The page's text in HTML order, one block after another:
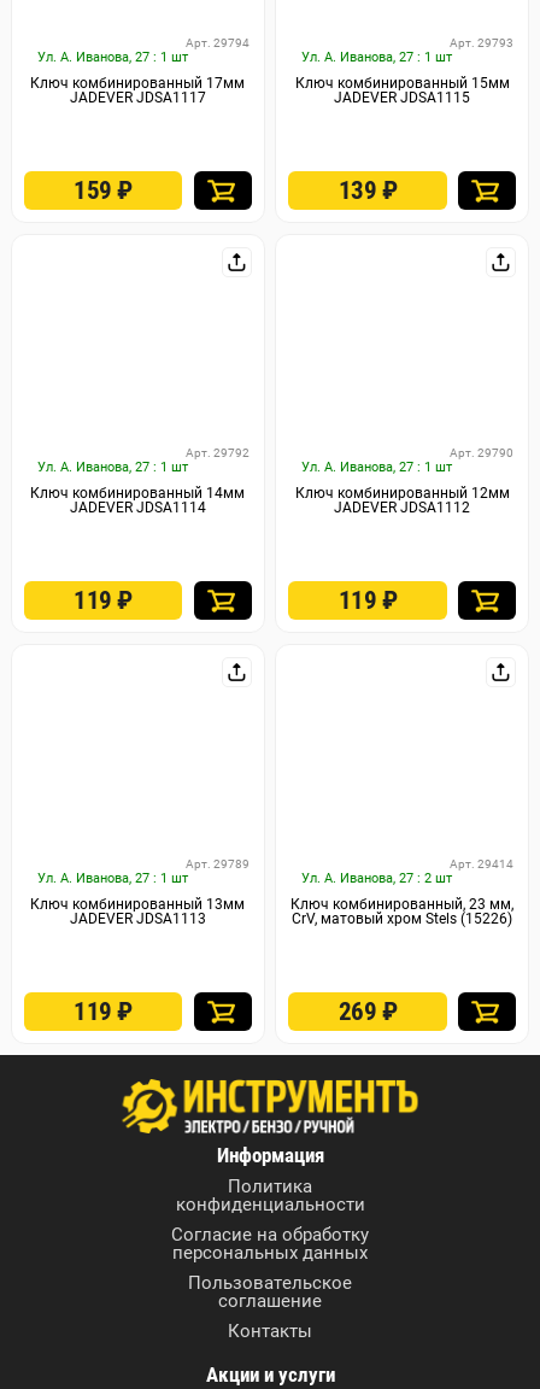
Ул. А. Иванова, 27 : 1 шт
Арт. 29794
Ключ комбинированный 17мм
JADEVER JDSA1117
159₽
Ул. А. Иванова, 27 : 1 шт
Арт. 29793
Ключ комбинированный 15мм
JADEVER JDSA1115
139 ₽
Ул. А. Иванова, 27 : 1 шт
Арт. 29792
Ключ комбинированный 14мм
JADEVER JDSA1114
119₽
Ул. А. Иванова, 27 : 1 шт
Арт. 29790
Ключ комбинированный 12мм
JADEVER JDSA1112
119 ₽
Ул. А. Иванова, 27 : 1 шт
Арт. 29789
Ключ комбинированный 13мм
JADEVER JDSA1113
119₽
Ул. А. Иванова, 27 : 2 шт
Арт. 29414
Ключ комбинированный, 23 мм,
CrV, матовый хром Stels (15226)
269 ₽
Информация
Политика
конфиденциальности
Согласие на обработку
персональных данных
Пользовательское
соглашение
Контакты
Акции и услуги